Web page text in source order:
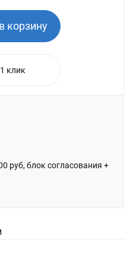
корзину
клик
руб, блок согласования +